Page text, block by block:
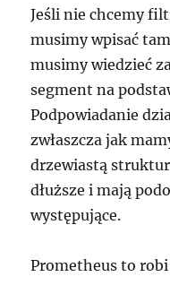
Jeśli nie chcemy
musimy wpisać
musimy wiedzieć
segment na
Podpowiadanie
zwłaszcza jak
drzewiastą
dłuższe i mają
występujące.
Prometheus to